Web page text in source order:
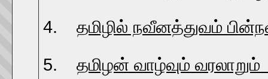
4. தமிழில் நவீனத்துவம்
5. தமிழன் வாழ்வும்